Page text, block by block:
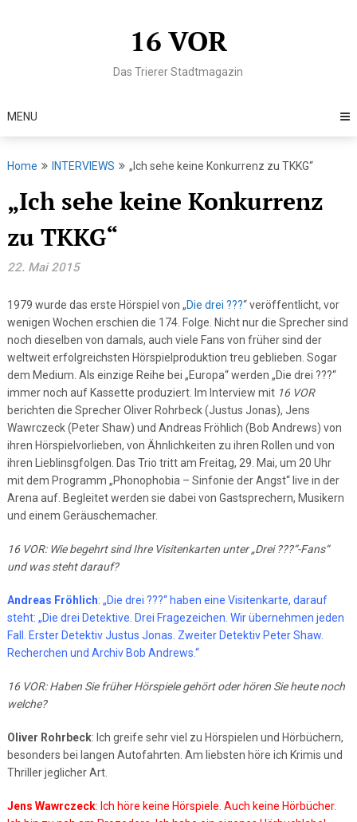
16 VOR
Das Trierer Stadtmagazin
MENU
Home INTERVIEWS „Ich sehe keine Konkurrenz zu TKKG“
„Ich sehe keine Konkurrenz
zu TKKG“
22. Mai 2015
1979 wurde das erste Hörspiel von „Die drei ???“ veröffentlicht, vor
wenigen Wochen erschien die 174. Folge. Nicht nur die Sprecher sind
noch dieselben von damals, auch viele Fans von früher sind der
weltweit erfolgreichsten Hörspielproduktion treu geblieben. Sogar
dem Medium. Als einzige Reihe bei „Europa“ werden „Die drei ???“
immer noch auf Kassette produziert. Im Interview mit 16 VOR
berichten die Sprecher Oliver Rohrbeck (Justus Jonas), Jens
Wawrczeck (Peter Shaw) und Andreas Fröhlich (Bob Andrews) von
ihren Hörspielvorlieben, von Ähnlichkeiten zu ihren Rollen und von
ihren Lieblinsgfolgen. Das Trio tritt am Freitag, 29. Mai, um 20 Uhr
mit dem Programm „Phonophobia – Sinfonie der Angst“ live in der
Arena auf. Begleitet werden sie dabei von Gastsprechern, Musikern
und einem Geräuschemacher.
16 VOR: Wie begehrt sind Ihre Visitenkarten unter „Drei ???“-Fans“
und was steht darauf?
Andreas Fröhlich: „Die drei ???“ haben eine Visitenkarte, darauf
steht: „Die drei Detektive. Drei Fragezeichen. Wir übernehmen jeden
Fall. Erster Detektiv Justus Jonas. Zweiter Detektiv Peter Shaw.
Recherchen und Archiv Bob Andrews.“
16 VOR: Haben Sie früher Hörspiele gehört oder hören Sie heute noch
welche?
Oliver Rohrbeck: Ich greife sehr viel zu Hörspielen und Hörbüchern,
besonders bei langen Autofahrten. Am liebsten höre ich Krimis und
Thriller jeglicher Art.
Jens Wawrczeck: Ich höre keine Hörspiele. Auch keine Hörbücher.